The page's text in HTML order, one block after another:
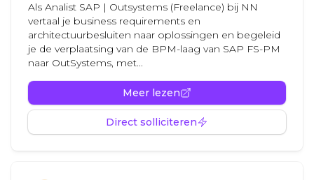
Als Analist SAP | Outsystems (Freelance) bij NN
vertaal je business requirements en
architectuurbesluiten naar oplossingen en begeleid
je de verplaatsing van de BPM-laag van SAP FS-PM
naar OutSystems, met...
Meer lezen
Direct solliciteren